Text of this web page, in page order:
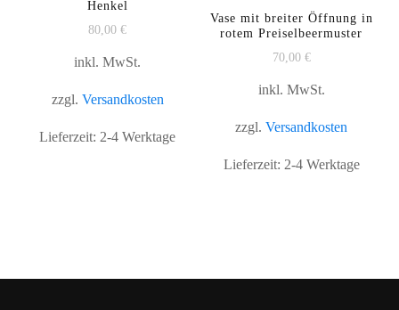
Henkel
80,00€
inkl. MwSt.
zzgl. Versandkosten
Lieferzeit:2-4 Werktage
Vase mit breiter Öffnung in
rotem Preiselbeermuster
70,00 €
inkl. MwSt.
zzgl.Versandkosten
Lieferzeit: 2-4 Werktage